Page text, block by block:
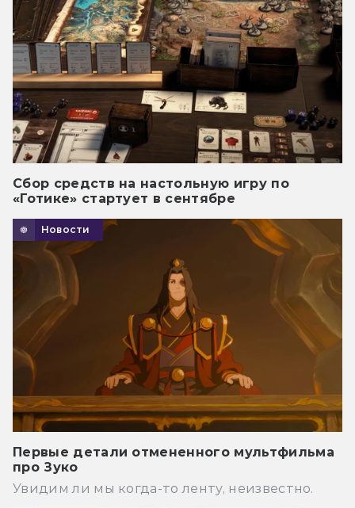
Сбор средств на настольную игру по
«Готике» стартует в сентябре
Новости
Первые детали отмененного мультфильма
про Зуко
Увидим ли мы когда-то ленту, неизвестно.